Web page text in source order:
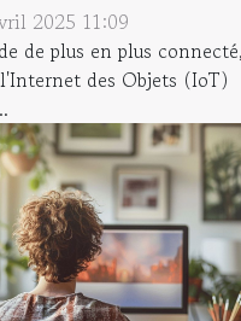
2025 11:09
de plus en plus
des Objets (IoT)